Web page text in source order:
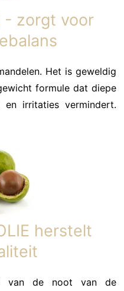
- zorgt voor
Het is geweldig
formule dat diepe
irritaties vermindert.
herstelt
van de noot van de